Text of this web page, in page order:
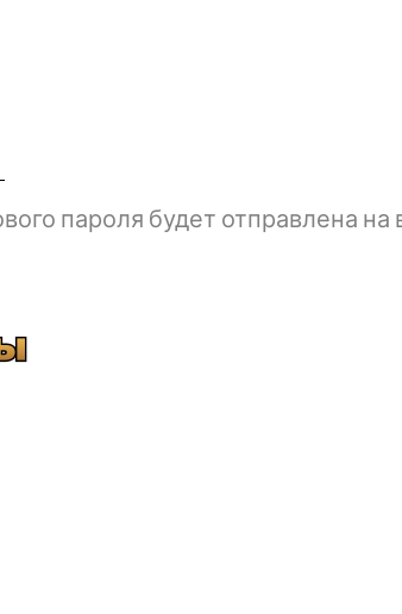
пароля будет отправлена